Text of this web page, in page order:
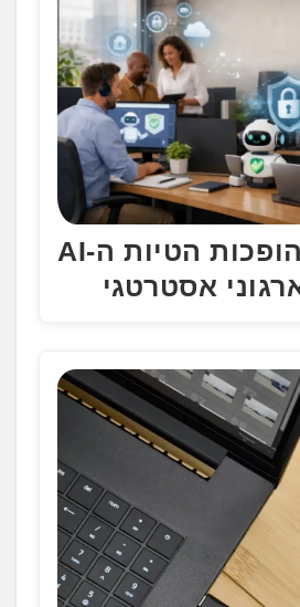
מחקר: כך הופכות הטיות ה-AI
אסטרטגי